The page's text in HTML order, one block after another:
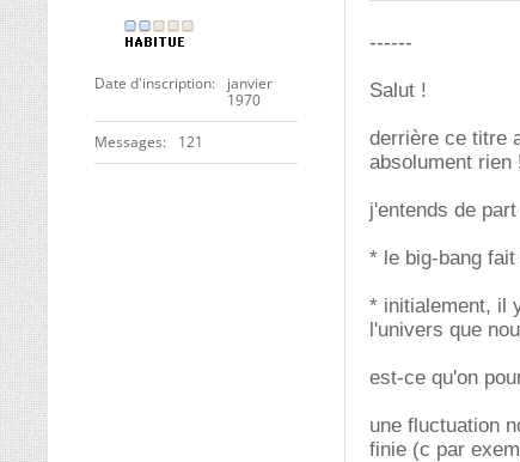
Date d'inscription
janvier
1970
Messages 121
------
Salut !
derrière ce titre
absolument rien
j'entends de
* le big-bang
* initialement, il
l'univers que
est-ce qu'on
une fluctuation
finie (c par